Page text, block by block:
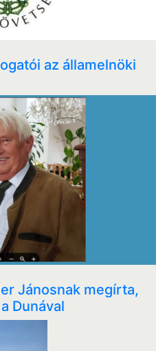
az államelnöki
Jánosnak megírta,
Dunával